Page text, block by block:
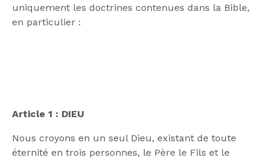
uniquement les doctrines contenues dans la Bible,
en particulier :
Article 1 : DIEU
Nous croyons en un seul Dieu, existant de toute
éternité en trois personnes, le Père le Fils et le